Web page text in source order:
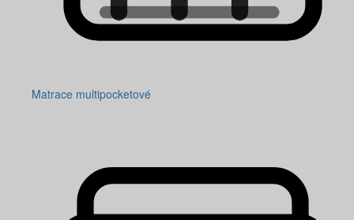
Matrace multipocketové